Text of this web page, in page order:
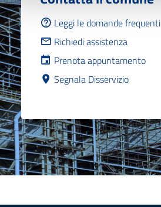
Leggi le domande frequenti
Richiedi assistenza
Prenota appuntamento
Segnala Disservizio